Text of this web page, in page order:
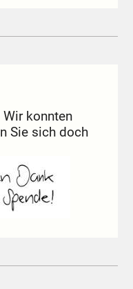
Wir konnten
Sie sich doch